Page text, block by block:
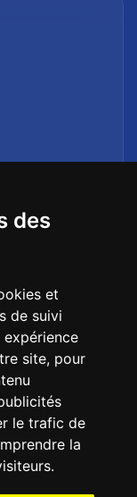
des
et
de suivi
site, pour
le trafic de
la
para
y reforzar su
deportivas.